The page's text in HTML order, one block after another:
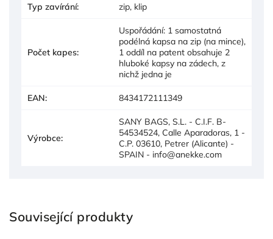
Typ zavírání: zip, klip
Počet kapes:
Uspořádání: 1 samostatná
podélná kapsa na zip (na mince),
1 oddíl na patent obsahuje 2
hluboké kapsy na zádech, z
nichž jedna je
EAN: 8434172111349
Výrobce:
SANY BAGS, S.L. - C.I.F. B-
54534524, Calle Aparadoras, 1 -
C.P. 03610, Petrer (Alicante) -
SPAIN - info@anekke.com
Související produkty